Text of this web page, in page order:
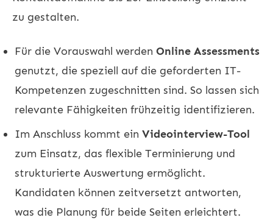
zu gestalten.
Für die Vorauswahl werden Online Assessments
genutzt, die speziell auf die geforderten IT-
Kompetenzen zugeschnitten sind. So lassen sich
relevante Fähigkeiten frühzeitig identifizieren.
Im Anschluss kommt ein Videointerview-Tool
zum Einsatz, das flexible Terminierung und
strukturierte Auswertung ermöglicht.
Kandidaten können zeitversetzt antworten,
was die Planung für beide Seiten erleichtert.